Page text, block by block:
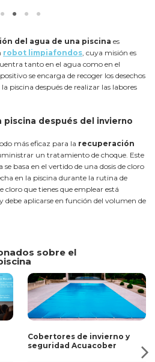
del agua de una piscina es
robot limpiafondos, cuya misión es
tanto en el agua como en el
se encarga de recoger los desechos
piscina después de realizar las labores
piscina después del invierno
más eficaz para la recuperación
un tratamiento de choque. Este
basa en el vertido de una dosis de cloro
en la piscina durante la rutina de
que tienes que emplear está
aplicarse en función del volumen de
sobre el
Cobertores de invierno y
seguridad Acuacober